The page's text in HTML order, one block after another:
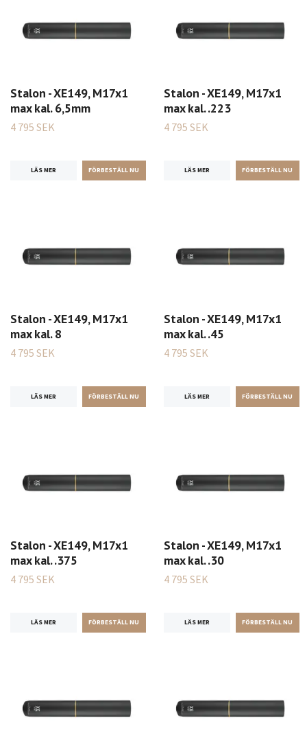
Stalon - XE149, M17x1
max kal. 6,5mm
4 795 SEK
LÄS MER
Stalon - XE149, M17x1
max kal. .223
4 795 SEK
LÄS MER
Stalon - XE149, M17x1
max kal. 8
4 795 SEK
LÄS MER
Stalon - XE149, M17x1
max kal. .45
4 795 SEK
LÄS MER
Stalon - XE149, M17x1
max kal. .375
4 795 SEK
LÄS MER
Stalon - XE149, M17x1
max kal. .30
4 795 SEK
LÄS MER